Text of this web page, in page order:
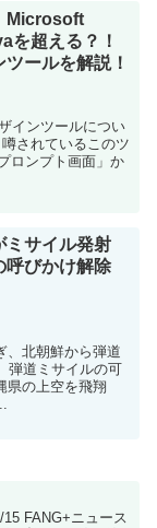
Microsoft
を超える？！
ールを解説！
インツールについ
されているこのツ
ロンプト画面」か
ミサイル発射
呼びかけ解除
、北朝鮮から弾道
弾道ミサイルの可
県の上空を飛翔
FANG+ニュース